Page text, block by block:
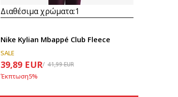
Διαθέσιμα χρώματα:1
Nike Kylian Mbappé Club Fleece
SALE
39,89 EUR 41,99EUR
Έκπτωση5%